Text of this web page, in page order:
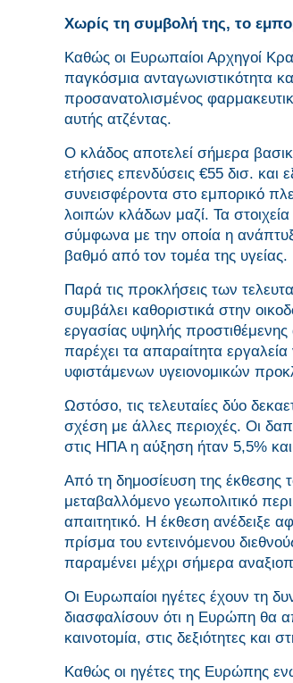
Χωρίς τη συμβολή της, το
Καθώς οι Ευρωπαίοι Αρχηγοί
παγκόσμια ανταγωνιστικότητα
προσανατολισμένος
αυτής ατζέντας.
Ο κλάδος αποτελεί σήμερα
ετήσιες επενδύσεις €55 δισ.
συνεισφέροντα στο εμπορικό
λοιπών κλάδων μαζί. Τα
σύμφωνα με την οποία η
βαθμό από τον τομέα της υγείας.
Παρά τις προκλήσεις των
συμβάλει καθοριστικά στην
εργασίας υψηλής προστιθέμενης
παρέχει τα απαραίτητα
υφιστάμενων υγειονομικών
Ωστόσο, τις τελευταίες δύο
σχέση με άλλες περιοχές. Οι
στις ΗΠΑ η αύξηση ήταν 5,5%
Από τη δημοσίευση της έκθεσης
μεταβαλλόμενο γεωπολιτικό
απαιτητικό. Η έκθεση ανέδειξε
πρίσμα του εντεινόμενου
παραμένει μέχρι σήμερα
Οι Ευρωπαίοι ηγέτες έχουν τη
διασφαλίσουν ότι η Ευρώπη θα
καινοτομία, στις δεξιότητες και
Καθώς οι ηγέτες της Ευρώπης